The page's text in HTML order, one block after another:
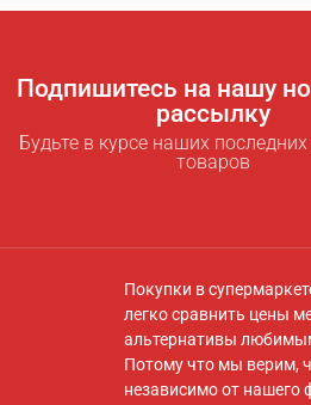
Подпишитесь на нашу
рассылку
Будьте в курсе наших
товаров
Покупки в
легко сравнить цены
альтернативы
Потому что мы верим,
независимо от нашего